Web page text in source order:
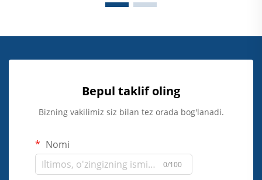
Bepul taklif oling
Bizning vakilimiz siz bilan tez orada bog'lanadi.
Nomi
0/100